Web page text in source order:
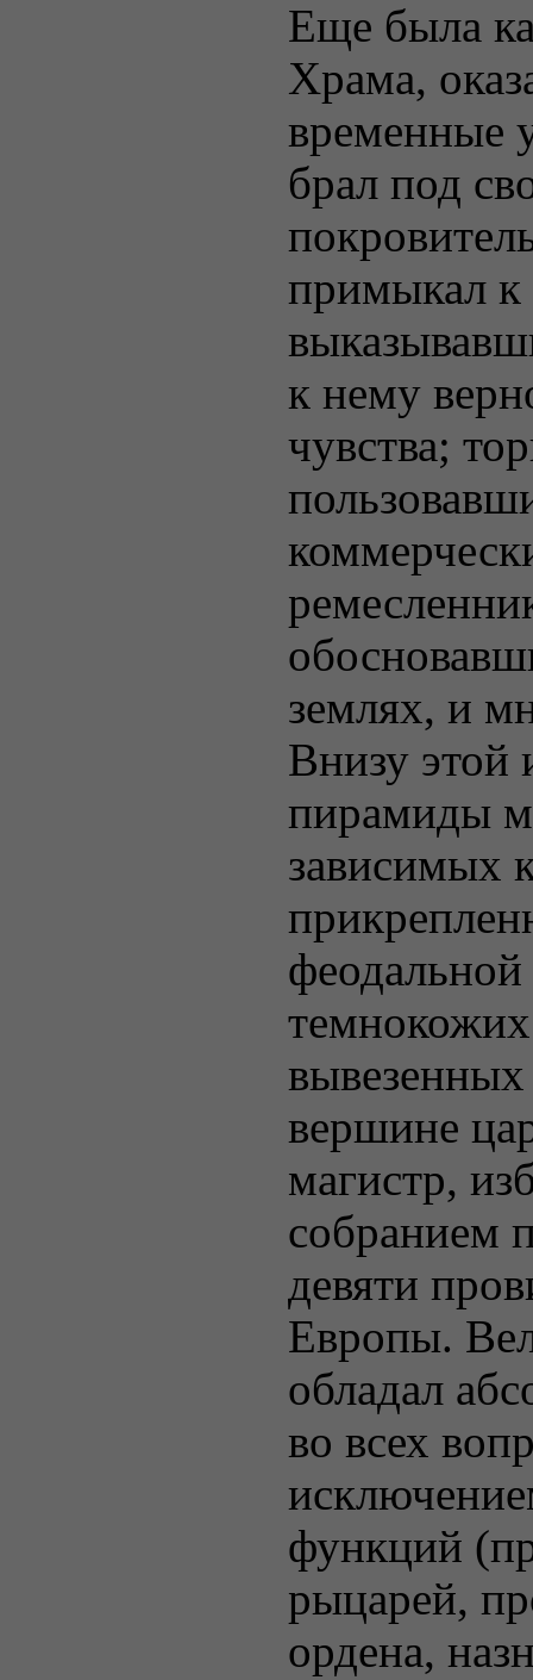
Еще была
Храма,
временные
брал под
примыкал к
к нему
чувства;
землях, и
Внизу этой
пирамиды
зависимых
вершине
магистр,
собранием
девяти
Европы.
обладал
во всех
функций
рыцарей,
ордена,